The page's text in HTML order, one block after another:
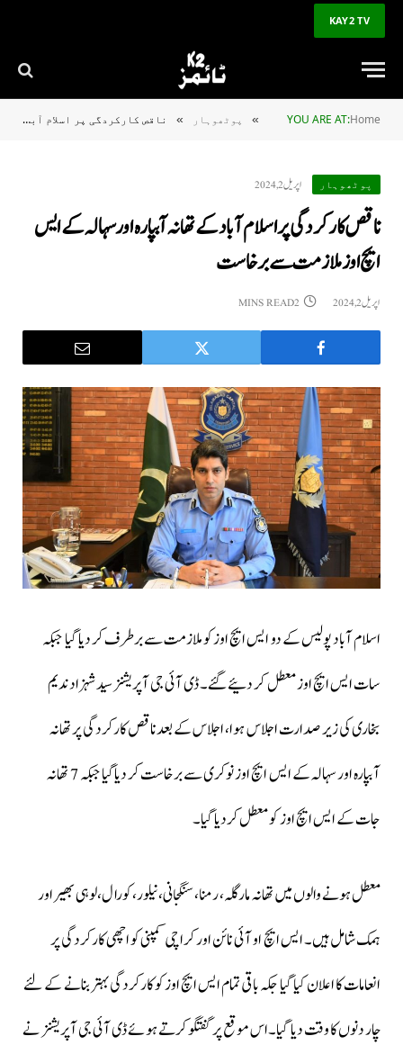
KAY2 TV
YOU ARE AT:Home
» پوٹھوہار » ناقص کارکردگی پر اسلام آباد کے تھانہ آبپارہ اور سہالہ کے ایس ایچ اوز ملازمت سے برخاست
پوٹھوہار اپریل 2, 2024
ناقص کارکردگی پر اسلام آباد کے تھانہ آبپارہ اور سہالہ کے ایس
ایچ اوز ملازمت سے برخاست
اپریل 2, 2024 2 MINS READ
اسلام آباد پولیس کے دو ایس ایچ اوز کو ملازمت سے برطرف کر دیا گیا جبکہ
سات ایس ایچ اوز معطل کر دئیے گئے۔ ڈی آئی جی آپریشنز سید شہزاد ندیم
بخاری کی زیر صدارت اجلاس ہوا، اجلاس کے بعدناقص کارکردگی پر تھانہ
آبپارہ اور سہالہ کے ایس ایچ اوز نوکری سے برخاست کر دیاگیا جبکہ 7 تھانہ
جات کے ایس ایچ اوز کو معطل کردیا گیا۔
معطل ہونے والوں میں تھانہ مارگلہ، رمنا، سنگجانی، نیلور، کورال،لوہی بھیر اور
ہمک شامل ہیں۔ ایس ایچ او آئی نائن اور کراچی کمپنی کو اچھی کارکردگی پر
انعامات کا اعلان کیا گیا جکہ باقی تمام ایس ایچ اوز کو کارکردگی بہتر بنانے کے لئے
چار دنوں کا وقت دیا گیا۔اس موقع پر گفتگو کرتے ہوئے ڈی آئی جی آپریشنز نے